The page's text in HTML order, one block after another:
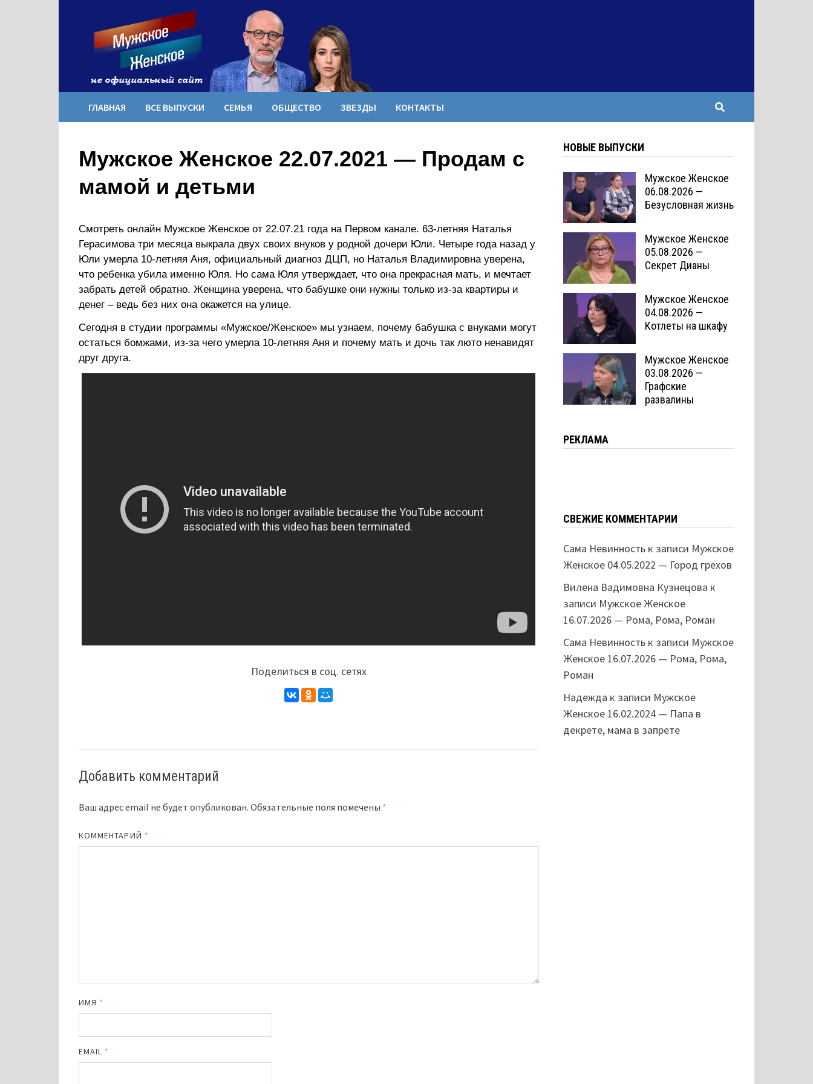
содержимому
ГЛАВНАЯ ВСЕ ВЫПУСКИ СЕМЬЯ ОБЩЕСТВО ЗВЕЗДЫ КОНТАКТЫ
Мужское Женское 22.07.2021 — Продам с
мамой и детьми
Смотреть онлайн Мужское Женское от 22.07.21 года на Первом канале. 63-летняя Наталья
Герасимова три месяца выкрала двух своих внуков у родной дочери Юли. Четыре года назад у
Юли умерла 10-летняя Аня, официальный диагноз ДЦП, но Наталья Владимировна уверена,
что ребенка убила именно Юля. Но сама Юля утверждает, что она прекрасная мать, и мечтает
забрать детей обратно. Женщина уверена, что бабушке они нужны только из-за квартиры и
денег – ведь без них она окажется на улице.
Сегодня в студии программы «Мужское/Женское» мы узнаем, почему бабушка с внуками могут
остаться бомжами, из-за чего умерла 10-летняя Аня и почему мать и дочь так люто ненавидят
друг друга.
Поделиться в соц. сетях
Добавить комментарий
Ваш адрес email не будет опубликован. Обязательные поля помечены *
КОММЕНТАРИЙ *
ИМЯ *
EMAIL *
НОВЫЕ ВЫПУСКИ
Мужское Женское
06.08.2026 —
Безусловная жизнь
Мужское Женское
05.08.2026 —
Секрет Дианы
Мужское Женское
04.08.2026 —
Котлеты на шкафу
Мужское Женское
03.08.2026 —
Графские
развалины
РЕКЛАМА
СВЕЖИЕ КОММЕНТАРИИ
Сама Невинностьк записи Мужское
Женское 04.05.2022 — Город грехов
Вилена Вадимовна Кузнецова к
записи Мужское Женское
16.07.2026 — Рома, Рома, Роман
Сама Невинностьк записи Мужское
Женское 16.07.2026 — Рома, Рома,
Роман
Надежда к записи Мужское
Женское 16.02.2024 — Папа в
декрете, мама в запрете